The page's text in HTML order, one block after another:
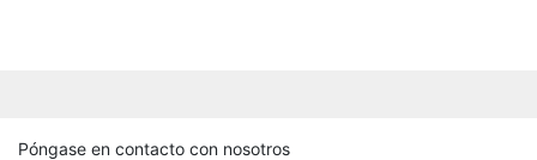
Póngase en contacto con nosotros